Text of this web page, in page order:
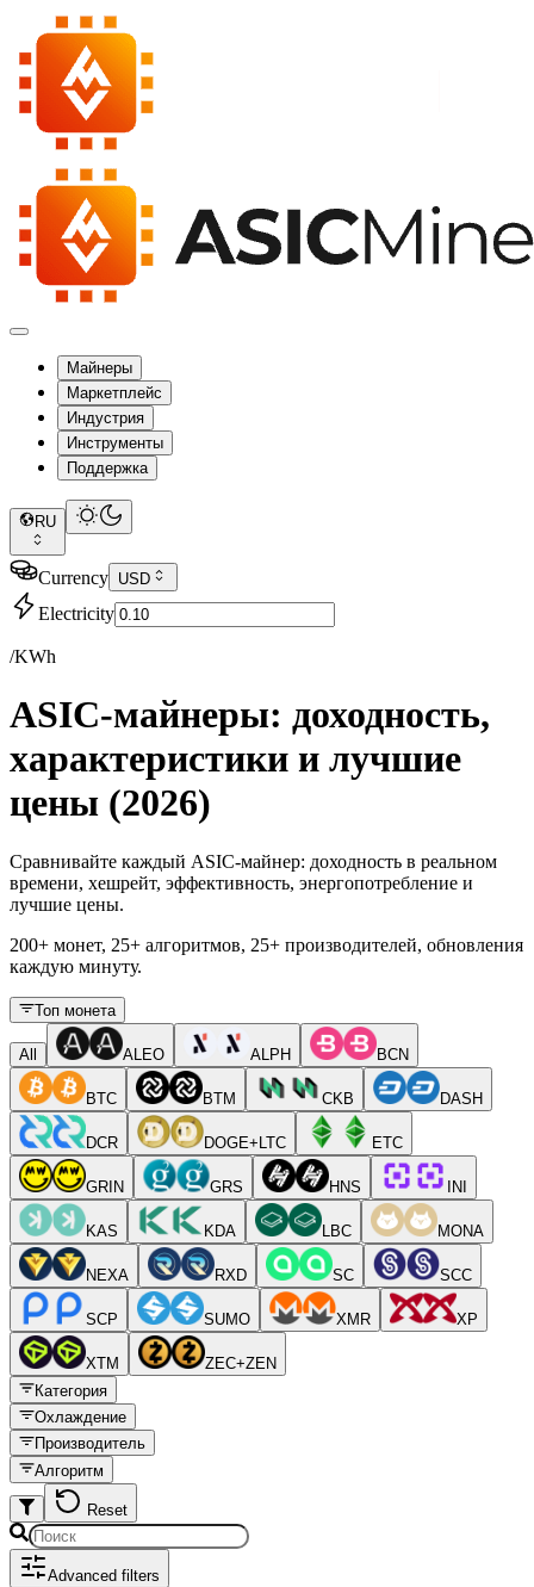
Майнеры
Маркетплейс
Индустрия
Инструменты
Поддержка
RU
Currency USD
Electricity
/KWh
ASIC-майнеры: доходность,
характеристики и лучшие
цены (2026)
Сравнивайте каждый ASIC-майнер: доходность в реальном
времени, хешрейт, эффективность, энергопотребление и
лучшие цены.
200+ монет, 25+ алгоритмов, 25+ производителей, обновления
каждую минуту.
Топ монета
All ALEO ALPH BCN
BTC BTM CKB DASH
DCR DOGE+LTC ETC
GRIN GRS HNS INI
KAS KDA LBC MONA
NEXA RXD SC SCC
SCP SUMO XMR XP
XTM
ZEC+ZEN
Категория
Охлаждение
Производитель
Алгоритм
Reset
Advanced filters